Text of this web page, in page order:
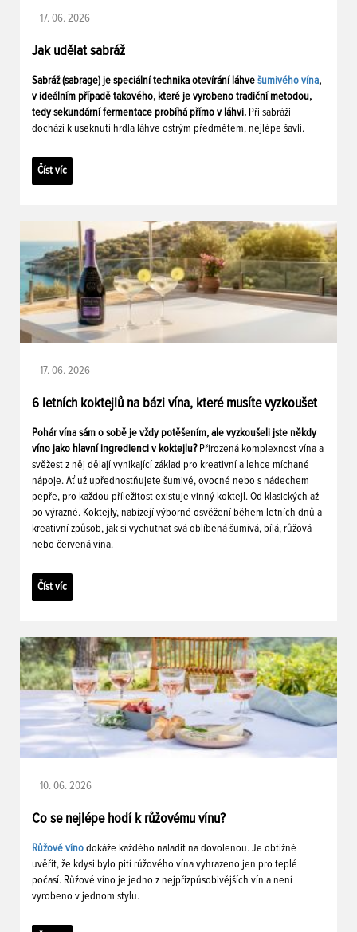
17. 06. 2026
Jak udělat sabráž
Sabráž (sabrage) je speciální technika otevírání láhve šumivého vína,
v ideálním případě takového, které je vyrobeno tradiční metodou,
tedy sekundární fermentace probíhá přímo v láhvi. Při sabráži
dochází k useknutí hrdla láhve ostrým předmětem, nejlépe šavlí.
Číst víc
17. 06. 2026
6 letních koktejlů na bázi vína, které musíte vyzkoušet
Pohár vína sám o sobě je vždy potěšením, ale vyzkoušeli jste někdy
víno jako hlavní ingredienci v koktejlu? Přirozená komplexnost vína a
svěžest z něj dělají vynikající základ pro kreativní a lehce míchané
nápoje. Ať už upřednostňujete šumivé, ovocné nebo s nádechem
pepře, pro každou příležitost existuje vinný koktejl. Od klasických až
po výrazné. Koktejly, nabízejí výborné osvěžení během letních dnů a
kreativní způsob, jak si vychutnat svá oblíbená šumivá, bílá, růžová
nebo červená vína.
Číst víc
10. 06. 2026
Co se nejlépe hodí k růžovému vínu?
Růžové víno dokáže každého naladit na dovolenou. Je obtížné
uvěřit, že kdysi bylo pití růžového vína vyhrazeno jen pro teplé
počasí. Růžové víno je jedno z nejpřizpůsobivějších vín a není
vyrobeno v jednom stylu.